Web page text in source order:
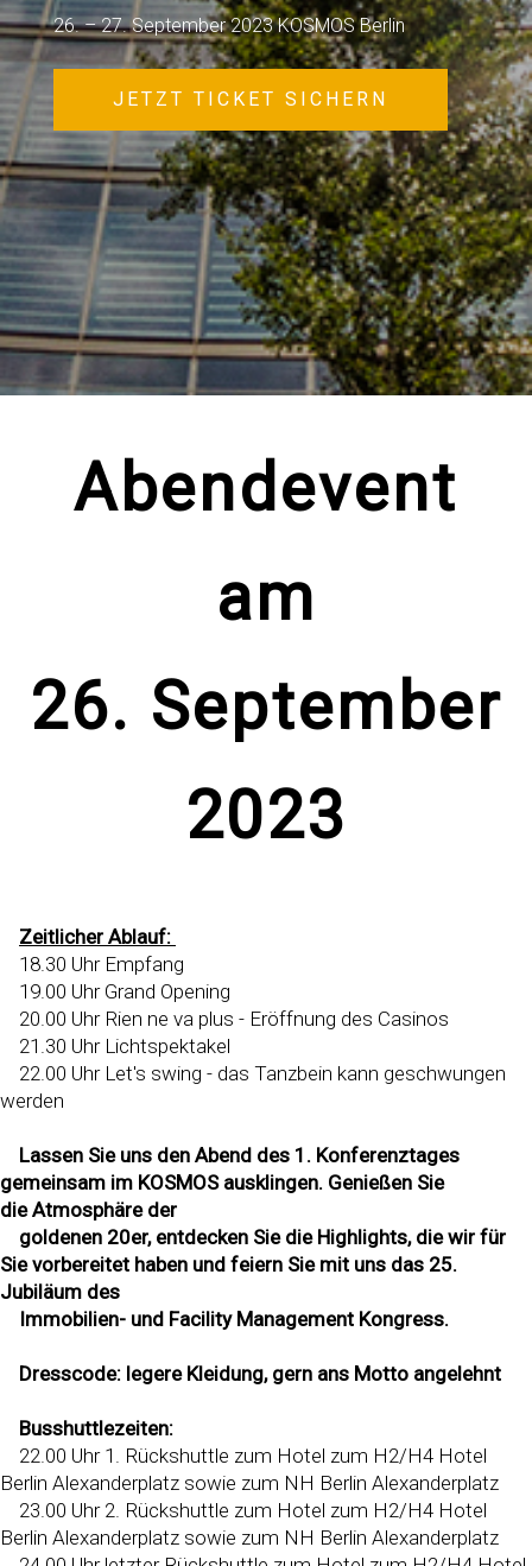
26. – 27. September 2023 KOSMOS Berlin
JETZT TICKET SICHERN
Abendevent
am
26. September
2023
Zeitlicher Ablauf:
18.30 Uhr Empfang
19.00 Uhr Grand Opening
20.00 Uhr Rien ne va plus - Eröffnung des Casinos
21.30 Uhr Lichtspektakel
22.00 Uhr Let's swing - das Tanzbein kann geschwungen
werden
Lassen Sie uns den Abend des 1. Konferenztages
gemeinsam im KOSMOS ausklingen. Genießen Sie
dieAtmosphäre der
goldenen 20er, entdecken Sie die Highlights, die wir für
Sie vorbereitet haben und feiern Sie mit uns das 25.
Jubiläum des
Immobilien- und Facility Management Kongress.
Dresscode: legere Kleidung, gern ans Motto angelehnt
Busshuttlezeiten:
22.00 Uhr 1. Rückshuttle zum Hotel zum H2/H4 Hotel
Berlin Alexanderplatz sowie zum NH Berlin Alexanderplatz
23.00 Uhr 2. Rückshuttle zum Hotel zum H2/H4 Hotel
Berlin Alexanderplatz sowie zum NH Berlin Alexanderplatz